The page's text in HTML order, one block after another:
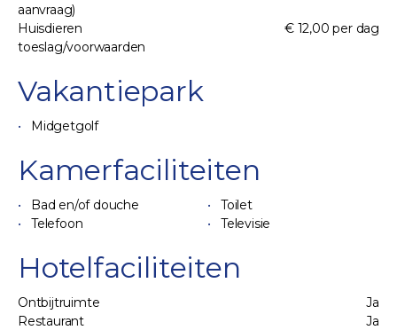
aanvraag)
Huisdieren
toeslag/voorwaarden
€ 12,00 per dag
Vakantiepark
Midgetgolf
Kamerfaciliteiten
Bad en/of douche
Toilet
Telefoon
Televisie
Hotelfaciliteiten
Ontbijtruimte
Ja
Restaurant
Ja